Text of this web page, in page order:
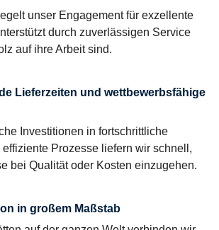
unser Engagement für exzellente
durch zuverlässigen Service
auf ihre Arbeit sind.
Lieferzeiten und wettbewerbsfähige
Investitionen in fortschrittliche
Prozesse liefern wir schnell,
bei Qualität oder Kosten einzugehen.
in großem Maßstab